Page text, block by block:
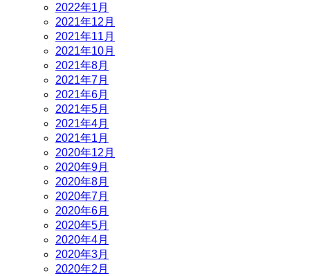
2022年1月
2021年12月
2021年11月
2021年10月
2021年8月
2021年7月
2021年6月
2021年5月
2021年4月
2021年1月
2020年12月
2020年9月
2020年8月
2020年7月
2020年6月
2020年5月
2020年4月
2020年3月
2020年2月